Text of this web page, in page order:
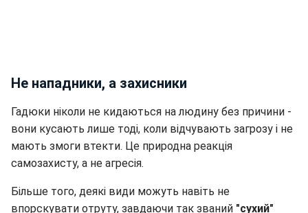
Не нападники, а захисники
Гадюки ніколи не кидаються на людину без причини -
вони кусають лише тоді, коли відчувають загрозу і не
мають змоги втекти. Це природна реакція
самозахисту, а не агресія.
Більше того, деякі види можуть навіть не
впорскувати отруту, завдаючи так званий "сухий"